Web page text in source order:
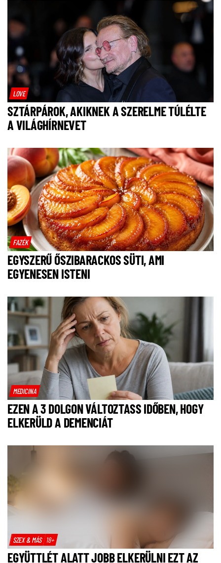
LOVE
SZTÁRPÁROK, AKIKNEK A SZERELME TÚLÉLTE
A VILÁGHÍRNEVET
FAZÉK
EGYSZERŰ ŐSZIBARACKOS SÜTI, AMI
EGYENESEN ISTENI
MEDICINA
EZEN A 3 DOLGON VÁLTOZTASS IDŐBEN, HOGY
ELKERÜLD A DEMENCIÁT
SZEX & MÁS 18+
EGYÜTTLÉT ALATT JOBB ELKERÜLNI EZT AZ